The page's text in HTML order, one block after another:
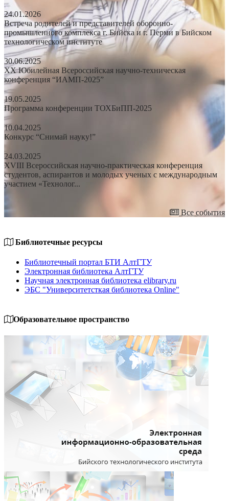
24.01.2026
Встреча родителей и представителей оборонно-
промышленного комплекса г. Бийска и г. Перми в Бийском
технологическом институте
30.06.2025
XX Юбилейная Всероссийская научно-техническая
конференция “ИАМП-2025”
19.05.2025
Программа конференции ТОХБиПП-2025
10.04.2025
Конкурс “Снимай науку!”
24.03.2025
XVIII Всероссийская научно-практическая конференция
студентов, аспирантов и молодых ученых с международным
участием «Технолог...
Все события
Библиотечные ресурсы
Библиотечный портал БТИ АлтГТУ
Электронная библиотека АлтГТУ
Научная электронная библиотека elibrary.ru
ЭБС "Университетсткая библиотека Online"
Образовательное пространство